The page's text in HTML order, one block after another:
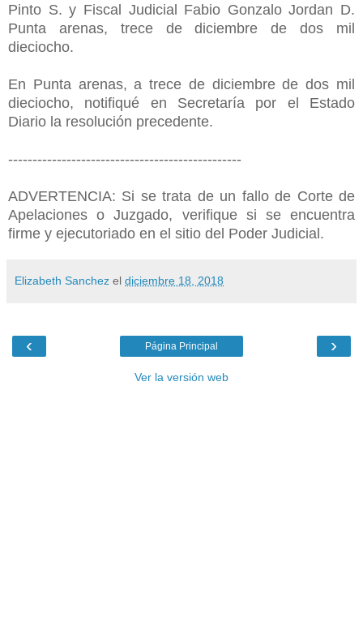
Pinto S. y Fiscal Judicial Fabio Gonzalo Jordan D.
Punta arenas, trece de diciembre de dos mil
dieciocho.
En Punta arenas, a trece de diciembre de dos mil
dieciocho, notifiqué en Secretaría por el Estado
Diario la resolución precedente.
------------------------------------------------
ADVERTENCIA: Si se trata de un fallo de Corte de
Apelaciones o Juzgado, verifique si se encuentra
firme y ejecutoriado en el sitio del Poder Judicial.
Elizabeth Sanchez el diciembre 18, 2018
‹ ›
Página Principal
Ver la versión web